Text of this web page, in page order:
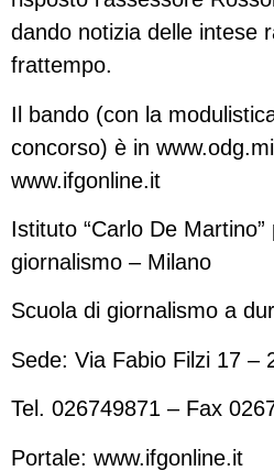
dando notizia delle intese
frattempo.
Il bando (con la
concorso) è in
www.ifgonline.it
Istituto “Carlo De
giornalismo – Milano
Scuola di giornalismo a
Sede: Via Fabio Filzi 17 –
Tel. 026749871 – Fax
Portale: www.ifgonline.it